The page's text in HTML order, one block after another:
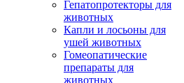
Гепатопротекторы для
животных
Капли и лосьоны для
ушей животных
Гомеопатические
препараты для
животных